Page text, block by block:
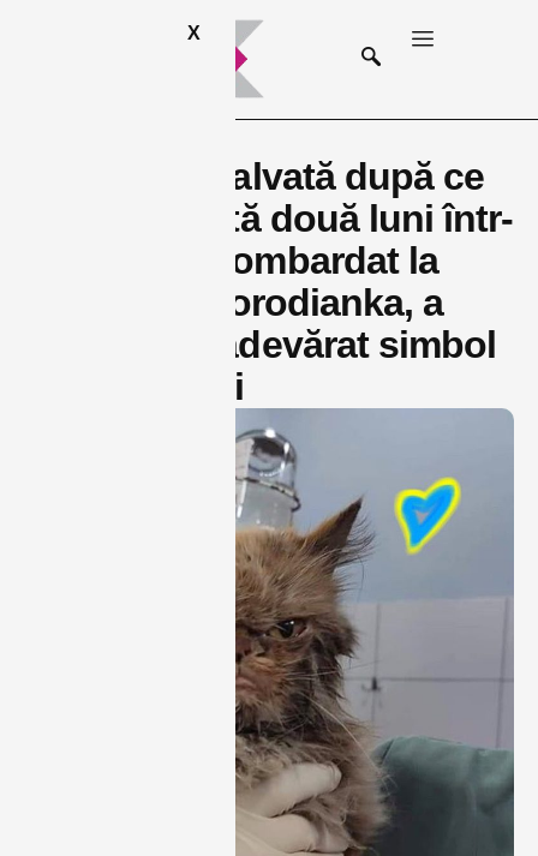
X
O pisicuță salvată după ce
a fost blocată două luni într-
un balcon bombardat la
etajul 7 în Borodianka, a
devenit un adevărat simbol
al rezistenței